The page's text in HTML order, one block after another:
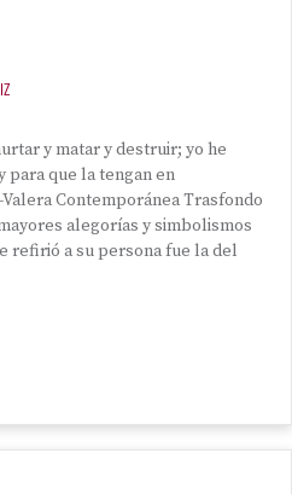
y matar y destruir; yo he
para que la tengan en
Valera Contemporánea Trasfondo
alegorías y simbolismos
refirió a su persona fue la del